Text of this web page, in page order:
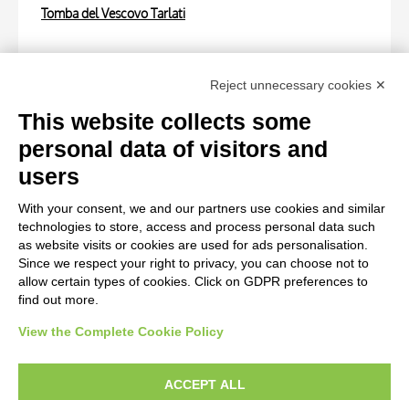
Tomba del Vescovo Tarlati
Photo Entry
Università di Pisa. Dipartimento di Storia delle Arti ,
Agostino di Giovanni; Agnolo di Ventura - sec. XIV - Putto
reggicortina. Particolare della Tomba del Vescovo Tarlati
Photo Entry
Università di Pisa. Dipartimento di Storia delle Arti ,
Agostino di Giovanni; Agnolo di Ventura - sec. XIV - Putto
reggicortina. Particolare della Tomba del Vescovo Tarlati
diritto d’autore, legge 22 aprile 1941 n. 633. I diritti degli autori, degli artisti e
Reject unnecessary cookies ✕
This website collects some
personal data of visitors and
users
With your consent, we and our partners use cookies and similar
technologies to store, access and process personal data such
as website visits or cookies are used for ads personalisation.
Since we respect your right to privacy, you can choose not to
allow certain types of cookies. Click on GDPR preferences to
find out more.
View the Complete Cookie Policy
ACCEPT ALL